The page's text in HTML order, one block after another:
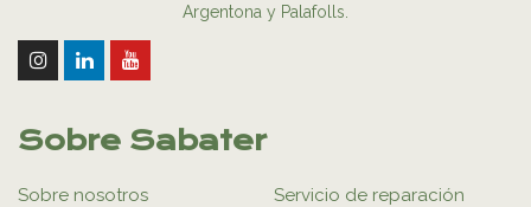
Argentona y Palafolls.
Sobre Sabater
Sobre nosotros
Servicio de reparación